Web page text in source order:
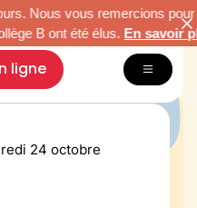
vous remercions pour
B ont été élus.En savoir plus.
ligne
24 octobre